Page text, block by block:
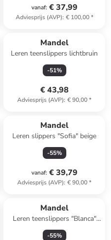
vanaf: € 37,99
Adviesprijs (AVP): € 100,00*
Mandel
Leren teenslippers lichtbruin
-51%
€ 43,98
Adviesprijs (AVP): € 90,00*
Mandel
Leren slippers "Sofia" beige
-55%
vanaf: € 39,79
Adviesprijs (AVP): € 90,00*
Mandel
Leren teenslippers "Blanca"
taupe
-55%